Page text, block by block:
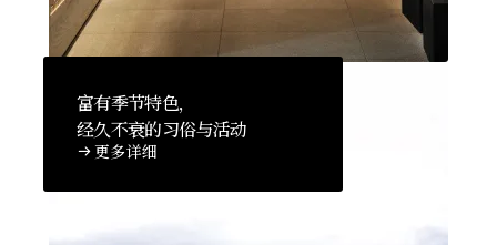
富有季节特色，
经久不衰的习俗与活动
更多详细